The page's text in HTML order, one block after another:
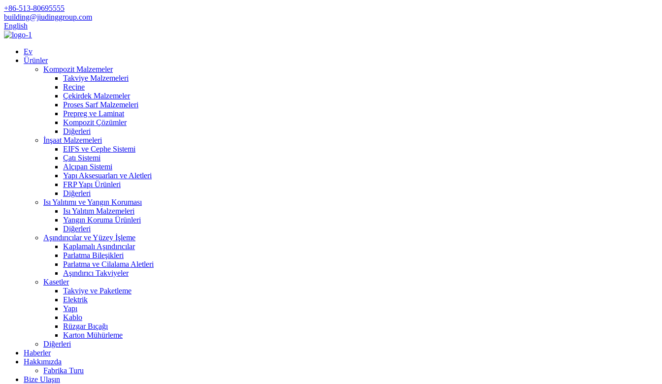
+86-513-80695555
building@jiudinggroup.com
English
Ev
Ürünler
Kompozit Malzemeler
Takviye Malzemeleri
Reçine
Çekirdek Malzemeler
Proses Sarf Malzemeleri
Prepreg ve Laminat
Kompozit Çözümler
Diğerleri
İnşaat Malzemeleri
EIFS ve Cephe Sistemi
Çatı Sistemi
Alçıpan Sistemi
Yapı Aksesuarları ve Aletleri
FRP Yapı Ürünleri
Diğerleri
Isı Yalıtımı ve Yangın Koruması
Isı Yalıtım Malzemeleri
Yangın Koruma Ürünleri
Diğerleri
Aşındırıcılar ve Yüzey İşleme
Kaplamalı Aşındırıcılar
Parlatma Bileşikleri
Parlatma ve Cilalama Aletleri
Aşındırıcı Takviyeler
Kasetler
Takviye ve Paketleme
Elektrik
Yapı
Kablo
Rüzgar Bıçağı
Karton Mühürleme
Diğerleri
Haberler
Hakkımızda
Fabrika Turu
Bize Ulaşın